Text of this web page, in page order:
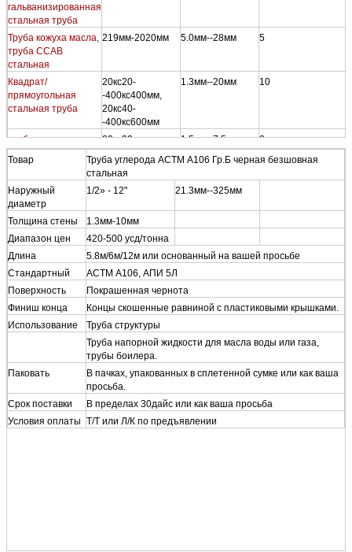
гальванизированная
стальная труба
Труба кожуха масла,
труба ССАВ
стальная
219мм-2020мм 5.0мм--28мм 5
Квадрат/
прямоугольная
стальная труба
20кс20-
-400кс400мм,
20кс40-
-400кс600мм
1.3мм--20мм 10
труба
гальванизированная
Горяч-погружением
квадратная/
прямоугольная
стальная
20кс20-
-200кс200мм,
20кс40-
-250кс150мм
1.5мм--7.5мм 3
труба Стал-
пластмассы
сложная стальная
1/2»--12"
Товар
Труба углерода АСТМ А106 Гр.Б черная безшовная
стальная
Наружный
диаметр
1/2» - 12" 21.3мм--325мм
Толщина стены
1.3мм-10мм
Диапазон цен
420-500 усд/тонна
Длина
5.8м/6м/12м или основанный на вашей просьбе
Стандартный
АСТМ А106, АПИ 5Л
Поверхность
Покрашенная чернота
Финиш конца
Концы скошенные равниной с пластиковыми крышками.
Использование
Труба структуры
Труба напорной жидкости для масла воды или газа,
трубы боилера.
Паковать
В пачках, упакованных в сплетенной сумке или как ваша
просьба.
Срок поставки
В пределах 30дайс или как ваша просьба
Условия оплаты Т/Т или Л/К по предъявлении